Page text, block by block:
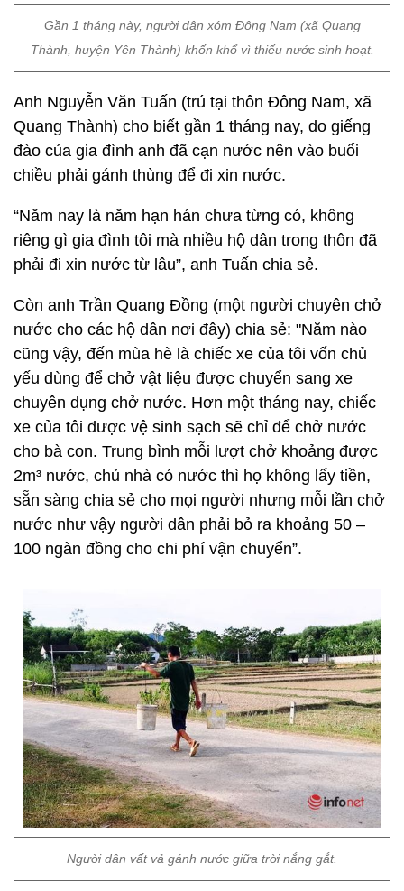
Gần 1 tháng này, người dân xóm Đông Nam (xã Quang
Thành, huyện Yên Thành) khốn khổ vì thiếu nước sinh hoạt.
Anh Nguyễn Văn Tuấn (trú tại thôn Đông Nam, xã
Quang Thành) cho biết gần 1 tháng nay, do giếng
đào của gia đình anh đã cạn nước nên vào buổi
chiều phải gánh thùng để đi xin nước.
“Năm nay là năm hạn hán chưa từng có, không
riêng gì gia đình tôi mà nhiều hộ dân trong thôn đã
phải đi xin nước từ lâu”, anh Tuấn chia sẻ.
Còn anh Trần Quang Đồng (một người chuyên chở
nước cho các hộ dân nơi đây) chia sẻ: "Năm nào
cũng vậy, đến mùa hè là chiếc xe của tôi vốn chủ
yếu dùng để chở vật liệu được chuyển sang xe
chuyên dụng chở nước. Hơn một tháng nay, chiếc
xe của tôi được vệ sinh sạch sẽ chỉ để chở nước
cho bà con. Trung bình mỗi lượt chở khoảng được
2m³ nước, chủ nhà có nước thì họ không lấy tiền,
sẵn sàng chia sẻ cho mọi người nhưng mỗi lần chở
nước như vậy người dân phải bỏ ra khoảng 50 –
100 ngàn đồng cho chi phí vận chuyển”.
Người dân vất vả gánh nước giữa trời nắng gắt.